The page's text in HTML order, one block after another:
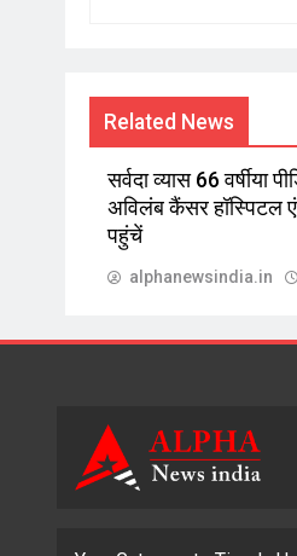
Related News
सर्वदा व्यास 66 वर्षीया
अविलंब कैंसर हॉस्पिटल
पहुंचें
alphanewsindia.in